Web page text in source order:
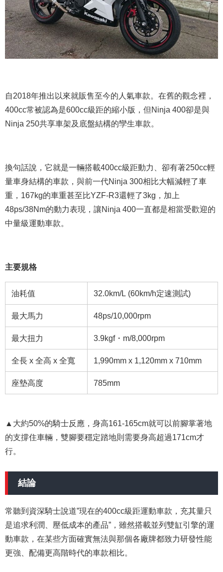
自2018年推出以來就販售至今的人氣車款。在舊的觀念裡，
400cc常被認為是600cc級距的縮小版，但Ninja 400卻是與
Ninja 250共享車架及底盤結構的孿生車款。
換句話說，它就是一輛搭載400cc級距動力、卻有著250cc輕
量車身結構的車款，與前一代Ninja 300相比大幅減輕了車
重，167kg的車重甚至比YZF-R3還輕了3kg，加上
48ps/38Nm的動力表現，讓Ninja 400一直都是相當受歡迎的
中量級運動車款。
主要規格
油耗值 32.0km/L (60km/h定速測試)
最大馬力 48ps/10,000rpm
最大扭力 3.9kgf・m/8,000rpm
全長 x 全高 x 全寬 1,990mm x 1,120mm x 710mm
座墊高度 785mm
▲大約50%的騎士反應，身高161-165cm就可以前腳掌著地
的支撐住車輛，雙腳要穩定踏地則需要身高超過171cm才
行。
結論
常聽到資深騎士說道”現在的400cc級距運動車款，充其量只
是追求利潤、壓低成本的產品”，雖然搭載並列雙缸引擎的運
動車款，在某些方面確實無法與那個各廠牌都致力研發性能
更強、配備更高階時代的車款相比。